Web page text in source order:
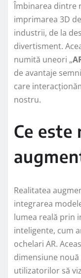
Îmbinarea dintre
imprimarea 3D
industrii, de la
divertisment.
numită uneori „
de avantaje
care
nostru.
Ce
Realitatea
integrarea
lumea reală prin
inteligente, cum
ochelari AR.
dimensiune
utilizatorilor să